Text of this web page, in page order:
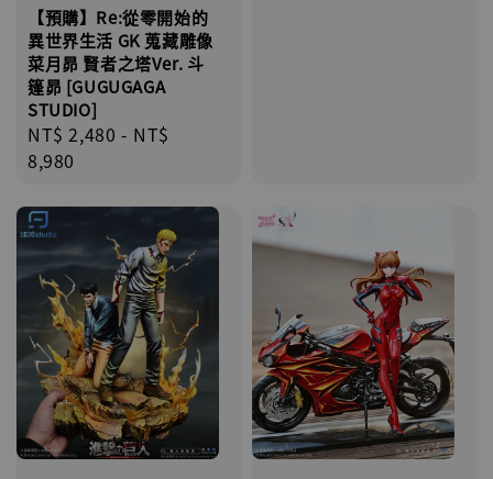
【預購】Re:從零開始的
異世界生活 GK 蒐藏雕像
菜月昴 賢者之塔Ver. 斗
篷昴 [GUGUGAGA
STUDIO]
Regular
price
NT$ 2,480 - NT$
8,980